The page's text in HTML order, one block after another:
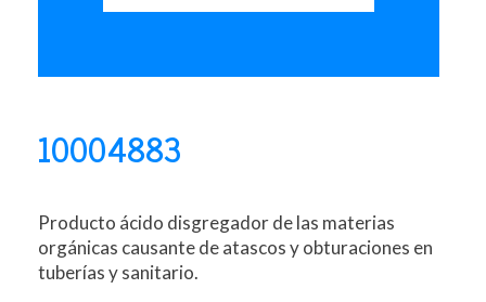
10004883
Producto ácido disgregador de las materias
orgánicas causante de atascos y obturaciones en
tuberías y sanitario.